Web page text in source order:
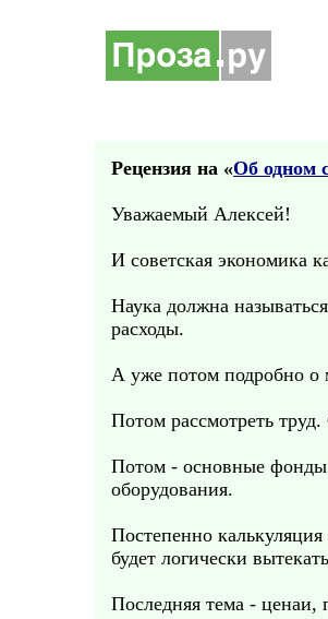
Рецензия на «Об одном
Уважаемый Алексей!
И советская экономика
Наука должна
расходы.
А уже потом подробно о
Потом рассмотреть
Потом - основные фонды.
оборудования.
Постепенно калькуляция
будет логически
Последняя тема - ценаи,